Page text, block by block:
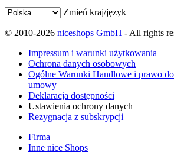
Zmień kraj/język
© 2010-2026 niceshops GmbH - All rights
Impressum i warunki użytkowania
Ochrona danych osobowych
Ogólne Warunki Handlowe i prawo
umowy
Deklaracja dostępności
Ustawienia ochrony danych
Rezygnacja z subskrypcji
Firma
Inne nice Shops